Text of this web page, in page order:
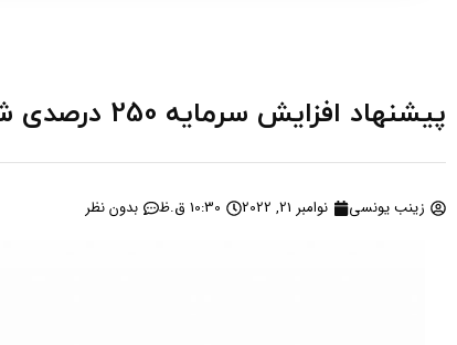
پیشنهاد افزایش سرمایه 250 درصدی شتهران از محل سود انباشته
زینب یونسی نوامبر 21, 2022 10:30 ق.ظ بدون نظر